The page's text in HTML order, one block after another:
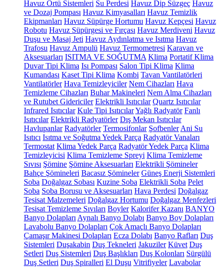
Havuz Örtü Sistemleri Su Perdesi Havuz Dip Süzgeç Havuz
ve Dozaj Pompası Havuz Kimyasalları Havuz Temizlik
Ekipmanları Havuz Süpürge Hortumu Havuz Kepçesi Havuz
Robotu Havuz Süpürgesi ve Fırçası Havuz Merdiveni Havuz
Duşu ve Masaj Jeti Havuz Aydınlatma ve Isıtma Havuz
Trafosu Havuz Ampulü Havuz Termometresi Karavan ve
Aksesuarları ISITMA VE SOĞUTMA Klima Portatif Klima
Duvar Tipi Klima Isı Pompası Salon Tipi Klima Klima
Kumandası Kaset Tipi Klima Kombi Tavan Vantilatörleri
Vantilatörler Hava Temizleyiciler Nem Cihazları Hava
Temizleme Cihazları Buhar Makineleri Nem Alma Cihazları
ve Rutubet Gidericiler Elektrikli Isıtıcılar Quartz Isıtıcılar
Infrared Isıtıcılar Kule Tipi IsıtıcılarYağlı Radyatör Fanlı
Isıtıcılar Elektrikli Radyatörler Dış Mekan Isıtıcılar
Havlupanlar Radyatörler Termosifonlar Şofbenler Ani Su
Isıtıcı Isıtma ve Soğutma Yedek Parça Radyatör Vanaları
Termostat Klima Yedek Parça Radyatör Yedek Parça Klima
Temizleyicisi Klima Temizleme Spreyi Klima Temizleme
Sıvısı Şömine Şömine Aksesuarları Elektrikli Şömineler
Bahçe Şömineleri Bacasız Şömineler Güneş Enerji Sistemleri
Soba Doğalgaz Sobası Kuzine Soba Elektrikli Soba Pelet
Soba Soba Borusu ve Aksesuarları Hava Perdesi Doğalgaz
Tesisat Malzemeleri Doğalgaz Hortumu Doğalgaz Menfezleri
Tesisat Temizleme Sıvıları Boyler Kalorifer Kazanı BANYO
Banyo Dolapları Aynalı Banyo Dolabı Banyo Boy Dolapları
Lavabolu Banyo Dolapları Çok Amaçlı Banyo Dolapları
Çamaşır Makinesi Dolapları Ecza Dolabı Banyo Rafları Duş
Sistemleri Duşakabin Duş Tekneleri Jakuziler Küvet Duş
Setleri Duş Sistemleri Duş Başlıkları Duş Kolonları Sürgülü
Duş Setleri Duş Spiralleri El Duşu Vitrifiyeler Lavabolar